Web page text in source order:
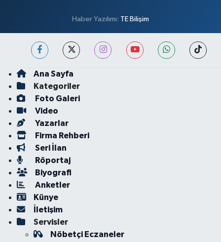
Haber Yazılımı: TE Bilişim
Ana Sayfa
Kategoriler
Foto Galeri
Video
Yazarlar
Firma Rehberi
Seri İlan
Röportaj
Biyografi
Anketler
Künye
İletişim
Servisler
Nöbetçi Eczaneler